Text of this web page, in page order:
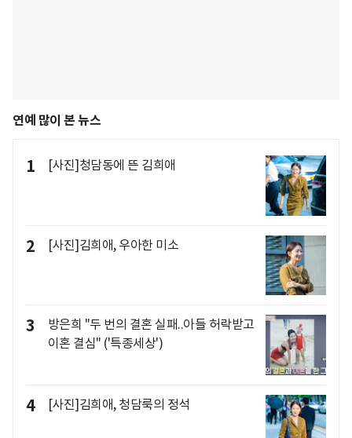
연예 많이 본 뉴스
1 [사진]청담동에 뜬 김희애
2 [사진]김희애, 우아한 미소
3
방은희 "두 번의 결혼 실패..아들 허락받고
이혼 결심" ('특종세상')
4 [사진]김희애, 청담룩의 정석